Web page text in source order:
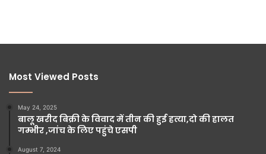
Most Viewed Posts
May 24, 2025
बालू खरीद बिक्री के विवाद में तीन की हुई हत्या,दो की हालत
गम्भीर ,जांच के लिए पहुंचे एसपी
August 7, 2024